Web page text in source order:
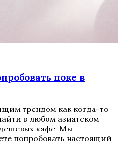
поке в
трендом как когда-то
в любом азиатском
кафе. Мы
попробовать настоящий